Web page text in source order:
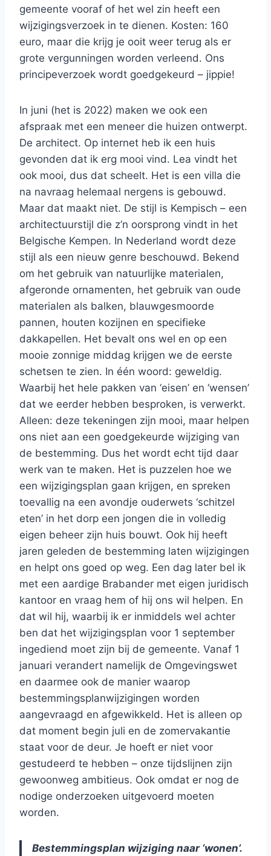
gemeente vooraf of het wel zin heeft een
wijzigingsverzoek in te dienen. Kosten: 160
euro, maar die krijg je ooit weer terug als er
grote vergunningen worden verleend. Ons
principeverzoek wordt goedgekeurd – jippie!
In juni (het is 2022) maken we ook een
afspraak met een meneer die huizen ontwerpt.
De architect. Op internet heb ik een huis
gevonden dat ik erg mooi vind. Lea vindt het
ook mooi, dus dat scheelt. Het is een villa die
na navraag helemaal nergens is gebouwd.
Maar dat maakt niet. De stijl is Kempisch – een
architectuurstijl die z’n oorsprong vindt in het
Belgische Kempen. In Nederland wordt deze
stijl als een nieuw genre beschouwd. Bekend
om het gebruik van natuurlijke materialen,
afgeronde ornamenten, het gebruik van oude
materialen als balken, blauwgesmoorde
pannen, houten kozijnen en specifieke
dakkapellen. Het bevalt ons wel en op een
mooie zonnige middag krijgen we de eerste
schetsen te zien. In één woord: geweldig.
Waarbij het hele pakken van ‘eisen’ en ‘wensen’
dat we eerder hebben besproken, is verwerkt.
Alleen: deze tekeningen zijn mooi, maar helpen
ons niet aan een goedgekeurde wijziging van
de bestemming. Dus het wordt echt tijd daar
werk van te maken. Het is puzzelen hoe we
een wijzigingsplan gaan krijgen, en spreken
toevallig na een avondje ouderwets ‘schitzel
eten’ in het dorp een jongen die in volledig
eigen beheer zijn huis bouwt. Ook hij heeft
jaren geleden de bestemming laten wijzigingen
en helpt ons goed op weg. Een dag later bel ik
met een aardige Brabander met eigen juridisch
kantoor en vraag hem of hij ons wil helpen. En
dat wil hij, waarbij ik er inmiddels wel achter
ben dat het wijzigingsplan voor 1 september
ingediend moet zijn bij de gemeente. Vanaf 1
januari verandert namelijk de Omgevingswet
en daarmee ook de manier waarop
bestemmingsplanwijzigingen worden
aangevraagd en afgewikkeld. Het is alleen op
dat moment begin juli en de zomervakantie
staat voor de deur. Je hoeft er niet voor
gestudeerd te hebben – onze tijdslijnen zijn
gewoonweg ambitieus. Ook omdat er nog de
nodige onderzoeken uitgevoerd moeten
worden.
Bestemmingsplan wijziging naar ‘wonen’.